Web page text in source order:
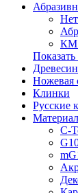
КМ
Ножевая
Клинки
Русские
C-